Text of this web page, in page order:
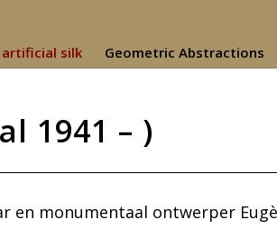
artificial silk Geometric Abstractions
1941 – )
en monumentaal ontwerper